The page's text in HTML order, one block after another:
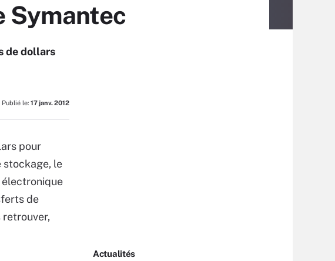
Symantec
de dollars
Publié le: 17 janv. 2012
pour
stockage, le
électronique
de
retrouver,
Actualités